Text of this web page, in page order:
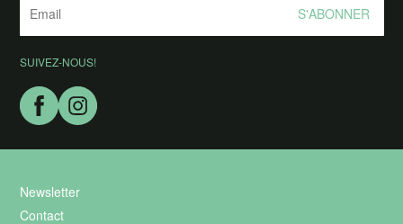
S'ABONNER
SUIVEZ-NOUS!
Newsletter
Contact